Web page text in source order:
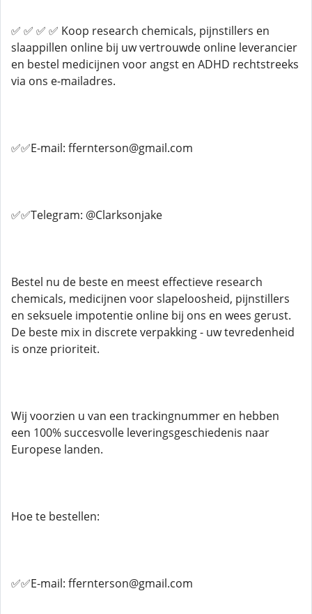
✅ ✅ ✅ ✅ Koop research chemicals, pijnstillers en
slaappillen online bij uw vertrouwde online leverancier
en bestel medicijnen voor angst en ADHD rechtstreeks
via ons e-mailadres.
✅✅E-mail: ffernterson@gmail.com
✅✅Telegram: @Clarksonjake
Bestel nu de beste en meest effectieve research
chemicals, medicijnen voor slapeloosheid, pijnstillers
en seksuele impotentie online bij ons en wees gerust.
De beste mix in discrete verpakking - uw tevredenheid
is onze prioriteit.
Wij voorzien u van een trackingnummer en hebben
een 100% succesvolle leveringsgeschiedenis naar
Europese landen.
Hoe te bestellen:
✅✅E-mail: ffernterson@gmail.com